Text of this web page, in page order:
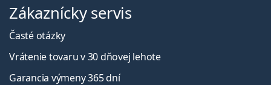
Zákaznícky servis
Časté otázky
Vrátenie tovaru v 30 dňovej lehote
Garancia výmeny 365 dní